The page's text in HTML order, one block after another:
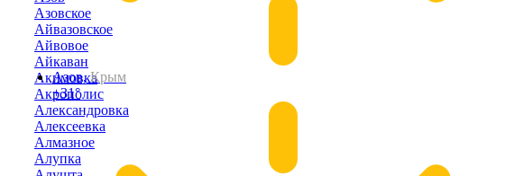
Азов,Крым
+31°
Азовское
Айвазовское
Айвовое
Айкаван
Акимовка
Акрополис
Александровка
Алексеевка
Алмазное
Алупка